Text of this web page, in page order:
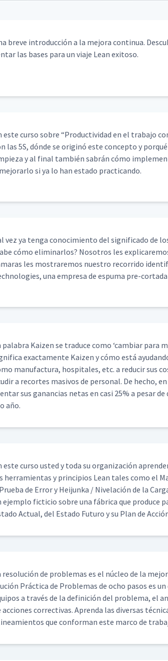
breve intro­duc­ción a la mejo­ra con­tin­ua.
las bases para un via­je Lean exitoso.
este cur­so sobre“Pro­duc­tivi­dad en el tra­ba­jo
las 5S, dónde se orig­inó este con­cep­to y
y al final tam­bién sabrán cómo
si ya lo han esta­do practicando.
vez ya ten­ga conocimien­to del sig­nifi­ca­do de
cómo elim­i­nar­los? Nosotros les
les mostraremos nue­stro recor­ri­do
una empre­sa de espuma pre-
pal­abra Kaizen se tra­duce como‘cam­biar para
exac­ta­mente Kaizen y cómo está
man­u­fac­tura, hos­pi­tales, etc. a reducir sus
a recortes masivos de per­son­al. De hecho,
sus ganan­cias netas en casi 25% a pesar
año.
este cur­so ust­ed y toda su orga­ni­zación
her­ramien­tas y prin­ci­p­ios Lean tales como el
de Error y Hei­jun­ka / Nivelación de la
ejem­p­lo fic­ti­cio sobre una fábri­ca que pro­duce
Actu­al, del Esta­do Futuro y su Plan de
res­olu­ción de prob­le­mas es el núcleo de la
Prác­ti­ca de Prob­le­mas de ocho pasos es
a través de la defini­ción del prob­le­ma, el
acciones cor­rec­ti­vas. Apren­da las diver­sas
que con­for­man este mar­co de